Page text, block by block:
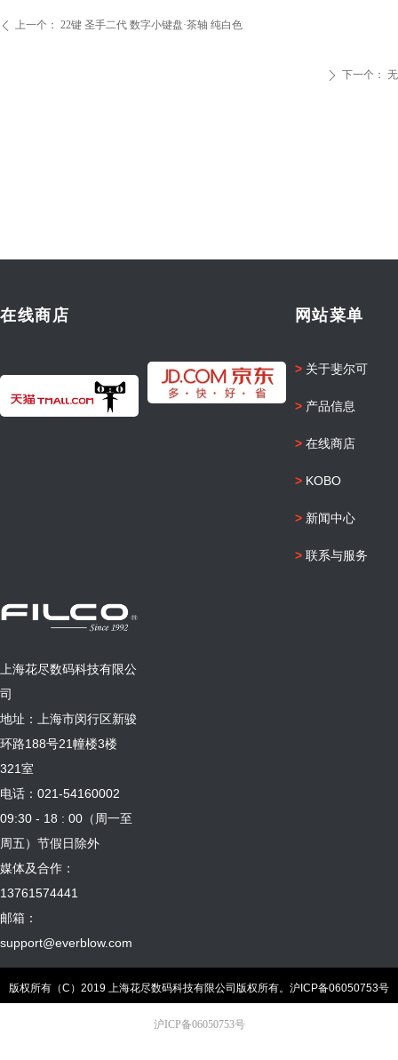
ꄴ 上一个： 22键 圣手二代 数字小键盘·茶轴 纯白色
ꄲ 下一个： 无
网站菜单
>关于斐尔可
>产品信息
>在线商店
>KOBO
>新闻中心
>联系与服务
在线商店
上海花尽数码科技有限公
司
地址：上海市闵行区新骏
环路188号21幢楼3楼
321室
电话：021-54160002
09:30 - 18 : 00（周一至
周五）节假日除外
媒体及合作：
13761574441
邮箱：
support@everblow.com
版权所有（C）2019 上海花尽数码科技有限公司版权所有。 沪ICP备06050753号
沪ICP备06050753号